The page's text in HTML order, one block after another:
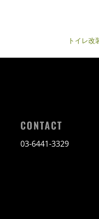
トイレ改
CONTACT
03-6441-3329